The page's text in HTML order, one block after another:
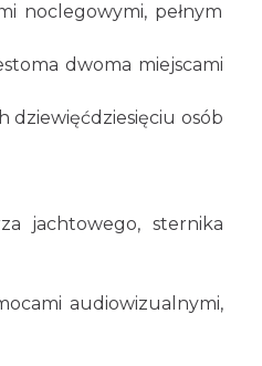
noclegowymi, pełnym
dwoma miejscami
dziewięćdziesięciu osób
jachtowego, sternika
audiowizualnymi,